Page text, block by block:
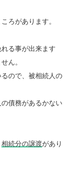
ろがあります。
る事が出来ます
ん。
ので、被相続人の
債務があるかない
相続分の譲渡があり